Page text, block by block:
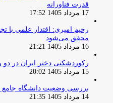
قدرت فناورانه
17 مرداد 1405 17:52
رحیم امیری: اقتدار علمی با
محقق می‌شود
16 مرداد 1405 21:21
رکوردشکنی دختر ایران در دو
15 مرداد 1405 20:02
بررسی وضعیت دانشگاه جامع
14 مرداد 1405 21:35